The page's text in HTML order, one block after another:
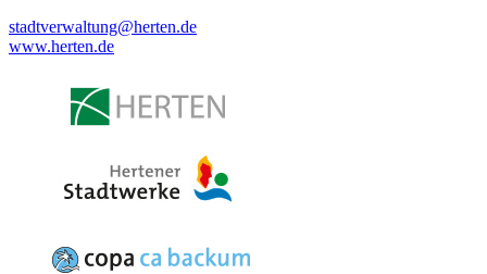
stadtverwaltung@herten.de
www.herten.de